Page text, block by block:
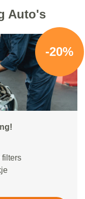
Auto's
-20%
filters